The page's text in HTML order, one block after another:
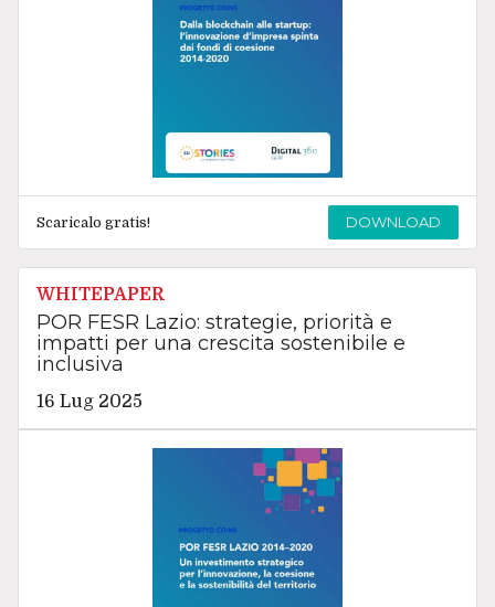
Scaricalo gratis! DOWNLOAD
WHITEPAPER
POR FESR Lazio: strategie, priorità e
impatti per una crescita sostenibile e
inclusiva
16 Lug 2025